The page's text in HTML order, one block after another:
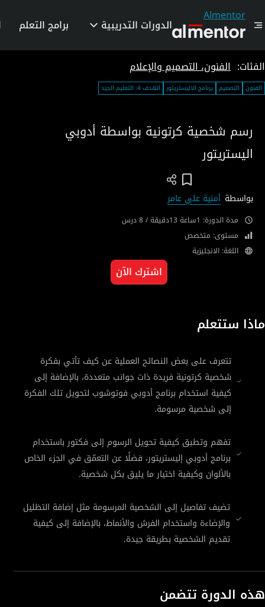
Almentor
الدورات التدريبية برامج التعلم
الفئات: الفنون، التصميم والإعلام
الفنون التصميم برنامج الاليستريتور الهدف 4: التعليم الجيد
رسم شخصية كرتونية بواسطة أدوبي
اليستريتور
بواسطة أمنية علي عامر
مدة الدورة: 1ساعة 13دقيقة / 8 درس
مستوى: متخصص
اللغة: الانجليزية
اشترك الآن
ماذا ستتعلم
تتعرف على بعض النصائح العملية عن كيف تأتي بفكرة
شخصية كرتونية فريدة ذات جوانب متعددة، بالإضافة إلى
كيفية استخدام برنامج أدوبي فوتوشوب لتحويل تلك الفكرة
إلى شخصية مرسومة.
تفهم وتطبق كيفية تحويل الرسوم إلى فكتور باستخدام
برنامج أدوبي إليستريتور، فضلًا عن التعمّق في الجزء الخاص
بالألوان وكيفية اختيار ما يليق بكل شخصية.
تضيف تفاصيل إلى الشخصية المرسومة مثل إضافة التظليل
والإضاءة واستخدام الفرش والأنماط، بالإضافة إلى كيفية
تقديم الشخصية بطريقة جيدة.
هذه الدورة تتضمن